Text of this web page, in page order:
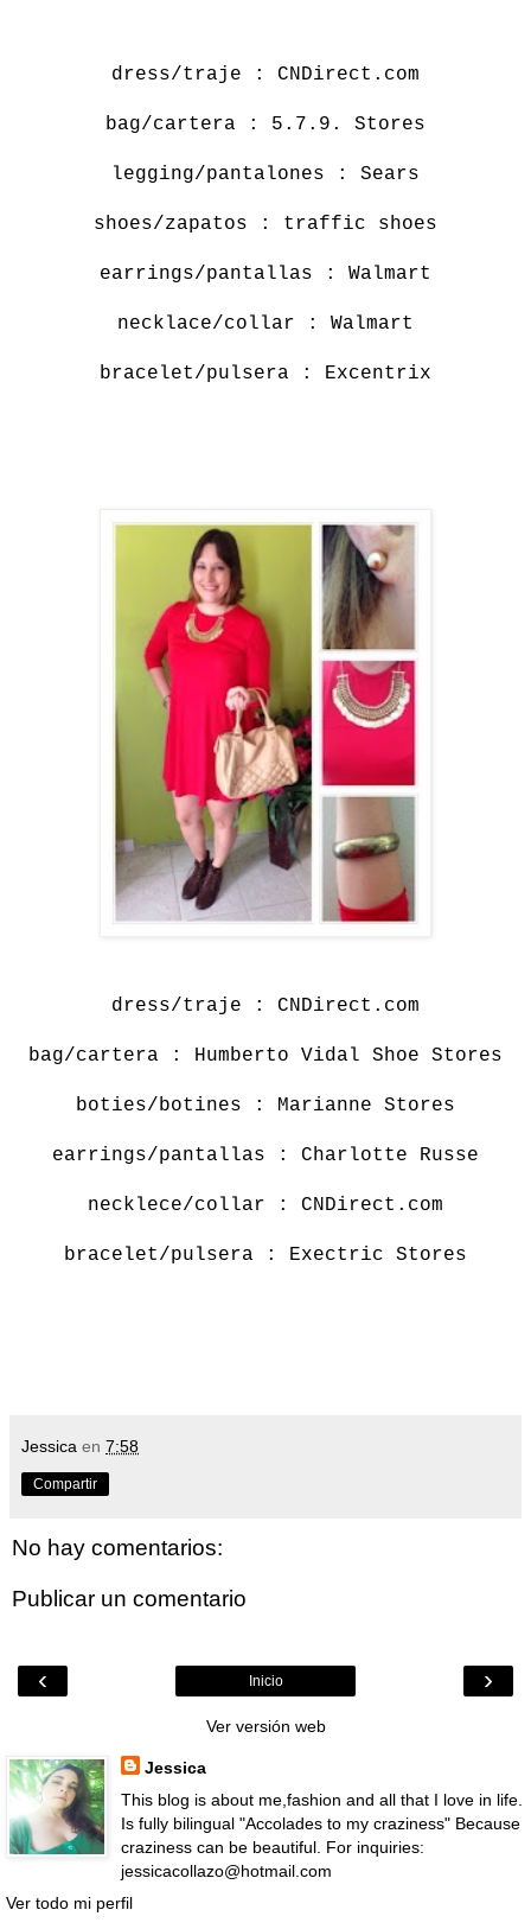
dress/traje : CNDirect.com
bag/cartera : 5.7.9. Stores
legging/pantalones : Sears
shoes/zapatos : traffic shoes
earrings/pantallas : Walmart
necklace/collar : Walmart
bracelet/pulsera : Excentrix
dress/traje : CNDirect.com
bag/cartera : Humberto Vidal Shoe Stores
boties/botines : Marianne Stores
earrings/pantallas : Charlotte Russe
necklece/collar : CNDirect.com
bracelet/pulsera : Exectric Stores
Jessica en 7:58
Compartir
No hay comentarios:
Publicar un comentario
‹ ›
Inicio
Ver versión web
Jessica
This blog is about me,fashion and all that I love in life.
Is fully bilingual "Accolades to my craziness" Because
craziness can be beautiful. For inquiries:
jessicacollazo@hotmail.com
Ver todo mi perfil